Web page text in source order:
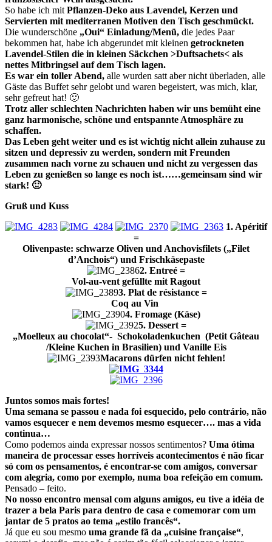
So habe ich mit Pflanzen-Deko aus Lavendel, Kerzen und
Servierten mit mediterranen Motiven den Tisch geschmückt.
Die wunderschöne „Oui“ Einladung/Menü, die jedes Paar
bekommen hat, habe ich abgerundet mit kleinen getrockneten
Lavendel-Stilen die in kleinen Säckchen >Duftsachets< als
nettes Mitbringsel auf dem Tisch lagen.
Es war ein toller Abend, alle wurden satt aber nicht überladen, alle
Gäste das Buffet sehr gelobt und waren begeistert, was mich, klar,
sehr gefreut hat! 🙂
Trotz aller schlechten Nachrichten haben wir uns bemüht eine
ganz harmonische, schöne und entspannte Atmosphäre zu
schaffen.
Das Leben geht weiter und es ist wichtig nicht allein zuhause zu
sitzen und depressiv zu werden, sondern mit Freunden
zusammen nach vorne zu schauen und nicht zu vergessen das
Leben zu genießen so lange es noch ist……gemeinsam sind wir
stark! 🙂
Gruß und Kuss
1. Apéritif
=
Olivenpaste: schwarze Oliven und Anchovisfilets („Filet
d’Anchois“) und Frischkäsepaste
2. Entreé =
Vol-au-vent gefüllte mit Ragout
3. Plat de résistance =
Coq au Vin
4. Fromage (Käse)
5. Dessert =
„Moelleux au chocolat“- Schokoladenkuchen (Petit Gâteau
/Kleine Kuchen in Brasilien) und Vanille Eis
Macarons dürfen nicht fehlen!
Juntos somos mais fortes!
Uma semana se passou e nada foi esquecido, pelo contrário, não
vamos esquecer e nem devemos mesmo esquecer…. mas a vida
continua…
Como podemos ainda expressar nossos sentimentos? Uma ótima
maneira de processar esses horríveis acontecimentos é não ficar
só com os pensamentos, é encontrar-se com amigos, conversar
com alegria, como por exemplo, numa boa refeição em comum.
Pensado – feito.
No nosso encontro mensal com alguns amigos, eu tive a idéia de
trazer a bela Paris para dentro de casa e comemorar com um
jantar de 5 pratos ao tema „estilo francês“.
Já que eu sou mesmo uma grande fã da „cuisine française“,